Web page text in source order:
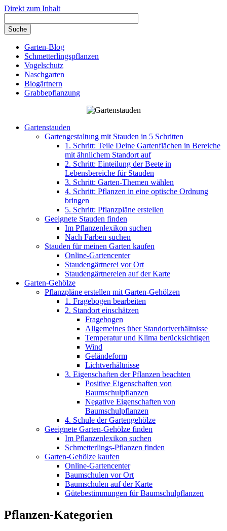
Direkt zum Inhalt
Garten-Blog
Schmetterlingspflanzen
Vogelschutz
Naschgarten
Biogärtnern
Grabbepflanzung
Gartenstauden
Gartengestaltung mit Stauden in 5 Schritten
1. Schritt: Teile Deine Gartenflächen in Bereiche
mit ähnlichem Standort auf
2. Schritt: Einteilung der Beete in
Lebensbereiche für Stauden
3. Schritt: Garten-Themen wählen
4. Schritt: Pflanzen in eine optische Ordnung
bringen
5. Schritt: Pflanzpläne erstellen
Geeignete Stauden finden
Im Pflanzenlexikon suchen
Nach Farben suchen
Stauden für meinen Garten kaufen
Online-Gartencenter
Staudengärtnerei vor Ort
Staudengärtnereien auf der Karte
Garten-Gehölze
Pflanzpläne erstellen mit Garten-Gehölzen
1. Fragebogen bearbeiten
2. Standort einschätzen
Fragebogen
Allgemeines über Standortverhältnisse
Temperatur und Klima berücksichtigen
Wind
Geländeform
Lichtverhältnisse
3. Eigenschaften der Pflanzen beachten
Positive Eigenschaften von
Baumschulpflanzen
Negative Eigenschaften von
Baumschulpflanzen
4. Schule der Gartengehölze
Geeignete Garten-Gehölze finden
Im Pflanzenlexikon suchen
Schmetterlings-Pflanzen finden
Garten-Gehölze kaufen
Online-Gartencenter
Baumschulen vor Ort
Baumschulen auf der Karte
Gütebestimmungen für Baumschulpflanzen
Pflanzen-Kategorien